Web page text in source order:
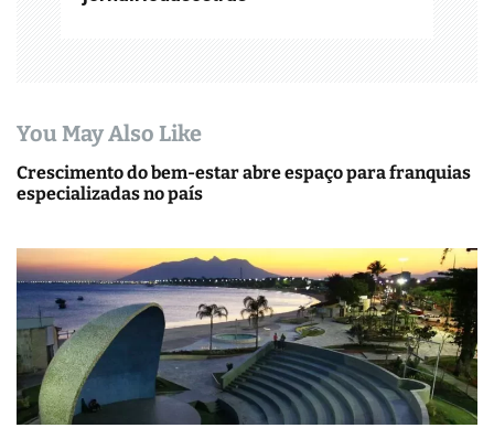
You May Also Like
Crescimento do bem-estar abre espaço para franquias
especializadas no país